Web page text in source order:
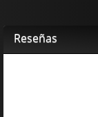
Reseñas